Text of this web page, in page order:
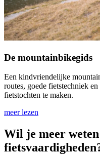
De mountainbikegids
Een kindvriendelijke
routes, goede fietstechniek
fietstochten te maken.
meer lezen
Wil je meer